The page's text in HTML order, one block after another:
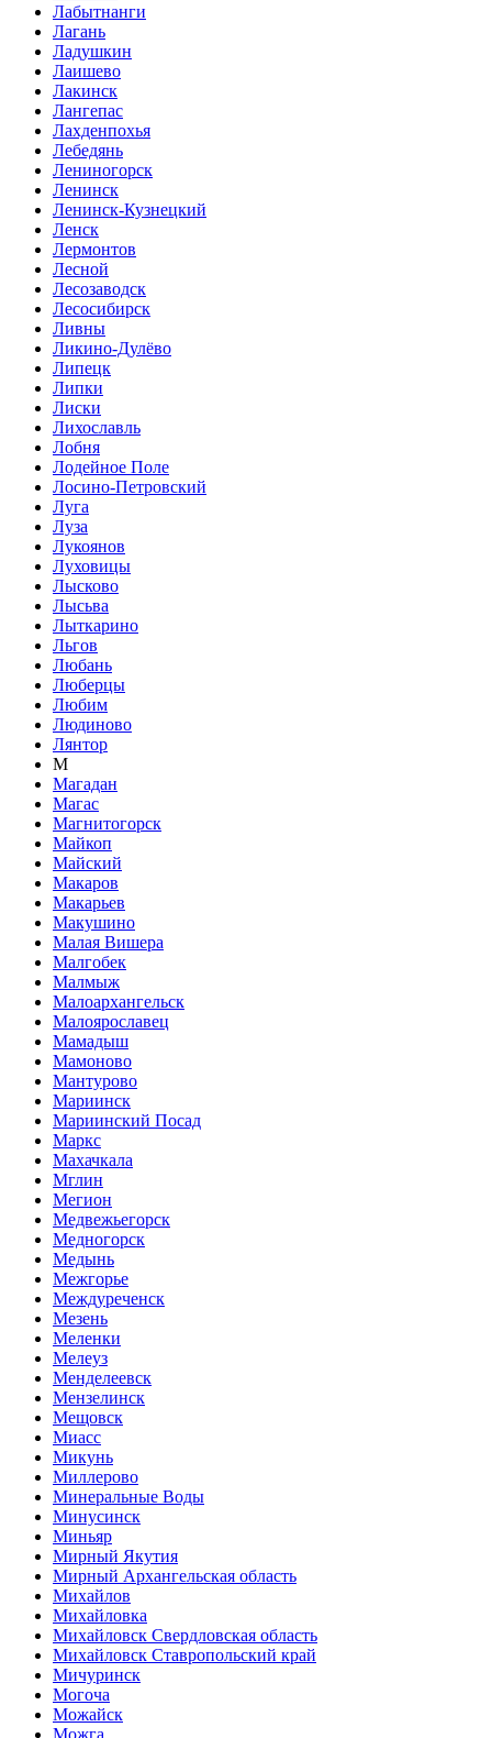
Лабытнанги
Лагань
Ладушкин
Лаишево
Лакинск
Лангепас
Лахденпохья
Лебедянь
Лениногорск
Ленинск
Ленинск-Кузнецкий
Ленск
Лермонтов
Лесной
Лесозаводск
Лесосибирск
Ливны
Ликино-Дулёво
Липецк
Липки
Лиски
Лихославль
Лобня
Лодейное Поле
Лосино-Петровский
Луга
Луза
Лукоянов
Луховицы
Лысково
Лысьва
Лыткарино
Льгов
Любань
Люберцы
Любим
Людиново
Лянтор
М
Магадан
Магас
Магнитогорск
Майкоп
Майский
Макаров
Макарьев
Макушино
Малая Вишера
Малгобек
Малмыж
Малоархангельск
Малоярославец
Мамадыш
Мамоново
Мантурово
Мариинск
Мариинский Посад
Маркс
Махачкала
Мглин
Мегион
Медвежьегорск
Медногорск
Медынь
Межгорье
Междуреченск
Мезень
Меленки
Мелеуз
Менделеевск
Мензелинск
Мещовск
Миасс
Микунь
Миллерово
Минеральные Воды
Минусинск
Миньяр
Мирный Якутия
Мирный Архангельская область
Михайлов
Михайловка
Михайловск Свердловская область
Михайловск Ставропольский край
Мичуринск
Могоча
Можайск
Можга